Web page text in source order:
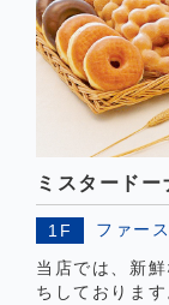
ミスタードー
1F
ファー
当店では、新
ちしておりま